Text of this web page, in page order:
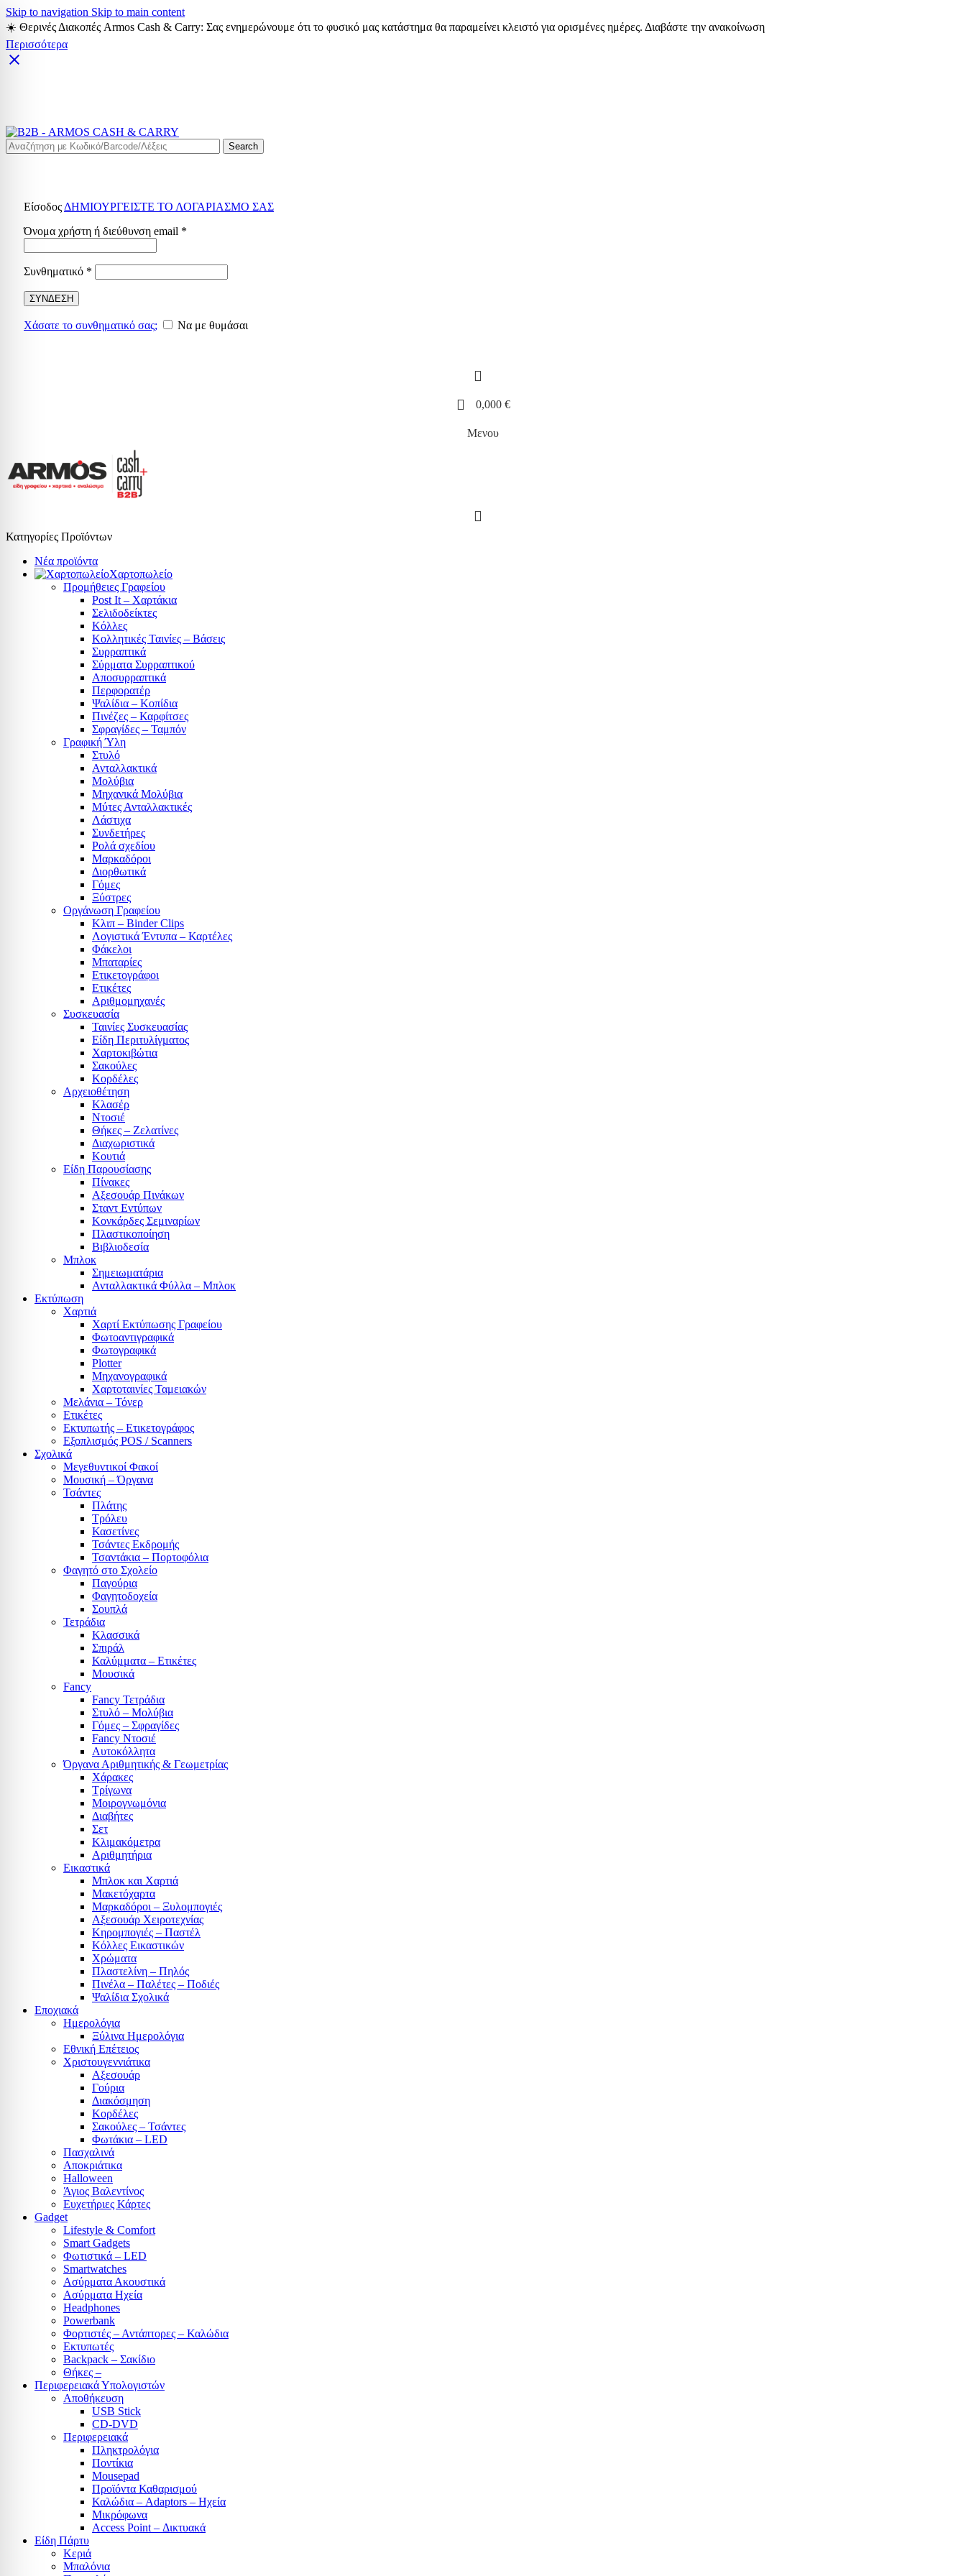
Skip to navigation Skip to main content
☀️ Θερινές Διακοπές Armos Cash & Carry: Σας ενημερώνουμε ότι το φυσικό μας κατάστημα θα παραμείνει κλειστό για ορισμένες ημέρες. Διαβάστε την ανακοίνωση
Περισσότερα
Search
Είσοδος ΔΗΜΙΟΥΡΓΕΙΣΤΕ ΤΟ ΛΟΓΑΡΙΑΣΜΟ ΣΑΣ
Όνομα χρήστη ή διεύθυνση email *
Συνθηματικό *
ΣΥΝΔΕΣΗ
Χάσατε το συνθηματικό σας; Να με θυμάσαι
0,000 €
Μενου
Κατηγορίες Προϊόντων
Νέα προϊόντα
Χαρτοπωλείο
Προμήθειες Γραφείου
Post It – Χαρτάκια
Σελιδοδείκτες
Κόλλες
Κολλητικές Ταινίες – Βάσεις
Συρραπτικά
Σύρματα Συρραπτικού
Αποσυρραπτικά
Περφορατέρ
Ψαλίδια – Κοπίδια
Πινέζες – Καρφίτσες
Σφραγίδες – Ταμπόν
Γραφική Ύλη
Στυλό
Ανταλλακτικά
Μολύβια
Μηχανικά Μολύβια
Μύτες Ανταλλακτικές
Λάστιχα
Συνδετήρες
Ρολά σχεδίου
Μαρκαδόροι
Διορθωτικά
Γόμες
Ξύστρες
Οργάνωση Γραφείου
Κλιπ – Binder Clips
Λογιστικά Έντυπα – Καρτέλες
Φάκελοι
Μπαταρίες
Ετικετογράφοι
Ετικέτες
Αριθμομηχανές
Συσκευασία
Ταινίες Συσκευασίας
Είδη Περιτυλίγματος
Χαρτοκιβώτια
Σακούλες
Κορδέλες
Αρχειοθέτηση
Κλασέρ
Ντοσιέ
Θήκες – Ζελατίνες
Διαχωριστικά
Κουτιά
Είδη Παρουσίασης
Πίνακες
Αξεσουάρ Πινάκων
Σταντ Εντύπων
Κονκάρδες Σεμιναρίων
Πλαστικοποίηση
Βιβλιοδεσία
Μπλοκ
Σημειωματάρια
Ανταλλακτικά Φύλλα – Μπλοκ
Εκτύπωση
Χαρτιά
Χαρτί Εκτύπωσης Γραφείου
Φωτοαντιγραφικά
Φωτογραφικά
Plotter
Μηχανογραφικά
Χαρτοταινίες Ταμειακών
Μελάνια – Τόνερ
Ετικέτες
Εκτυπωτής – Ετικετογράφος
Εξοπλισμός POS / Scanners
Σχολικά
Μεγεθυντικοί Φακοί
Μουσική – Όργανα
Τσάντες
Πλάτης
Τρόλευ
Κασετίνες
Τσάντες Εκδρομής
Τσαντάκια – Πορτοφόλια
Φαγητό στο Σχολείο
Παγούρια
Φαγητοδοχεία
Σουπλά
Τετράδια
Κλασσικά
Σπιράλ
Καλύμματα – Ετικέτες
Μουσικά
Fancy
Fancy Τετράδια
Στυλό – Μολύβια
Γόμες – Σφραγίδες
Fancy Ντοσιέ
Αυτοκόλλητα
Όργανα Αριθμητικής & Γεωμετρίας
Χάρακες
Τρίγωνα
Mοιρογνωμόνια
Διαβήτες
Σετ
Κλιμακόμετρα
Αριθμητήρια
Εικαστικά
Μπλοκ και Χαρτιά
Μακετόχαρτα
Μαρκαδόροι – Ξυλομπογιές
Αξεσουάρ Χειροτεχνίας
Κηρομπογιές – Παστέλ
Κόλλες Εικαστικών
Χρώματα
Πλαστελίνη – Πηλός
Πινέλα – Παλέτες – Ποδιές
Ψαλίδια Σχολικά
Εποχιακά
Ημερολόγια
Ξύλινα Ημερολόγια
Εθνική Επέτειος
Χριστουγεννιάτικα
Αξεσουάρ
Γούρια
Διακόσμηση
Κορδέλες
Σακούλες – Τσάντες
Φωτάκια – LED
Πασχαλινά
Αποκριάτικα
Halloween
Άγιος Βαλεντίνος
Ευχετήριες Κάρτες
Gadget
Lifestyle & Comfort
Smart Gadgets
Φωτιστικά – LED
Smartwatches
Ασύρματα Ακουστικά
Ασύρματα Ηχεία
Headphones
Powerbank
Φορτιστές – Αντάπτορες – Καλώδια
Εκτυπωτές
Backpack – Σακίδιο
Θήκες –
Περιφερειακά Υπολογιστών
Αποθήκευση
USB Stick
CD-DVD
Περιφερειακά
Πληκτρολόγια
Ποντίκια
Mousepad
Προϊόντα Καθαρισμού
Καλώδια – Adaptors – Ηχεία
Μικρόφωνα
Access Point – Δικτυακά
Είδη Πάρτυ
Κεριά
Μπαλόνια